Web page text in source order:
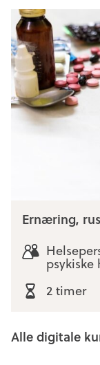
Ernæring,
psykiske
2 timer
Alle digitale